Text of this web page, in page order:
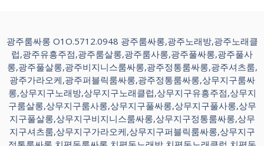
광주룸싸롱 O1O.5712.0948 광주룸싸롱,광주노래방,광주노래클
럽,광주유흥주점,광주룸살롱,광주룸사롱,광주풀싸롱,광주풀사
롱,광주풀살롱,광주비지니스룸싸롱,광주정통룸싸롱,광주셔츠룸,
광주가라오케,광주퍼블릭룸싸롱,광주정통룸싸롱,상무지구룸싸
롱,상무지구노래방,상무지구노래클럽,상무지구유흥주점,상무지
구룸살롱,상무지구룸사롱,상무지구풀싸롱,상무지구풀사롱,상무
지구풀살롱,상무지구비지니스룸싸롱,상무지구정통룸싸롱,상무
지구셔츠룸,상무지구가라오케,상무지구퍼블릭룸싸롱,상무지구